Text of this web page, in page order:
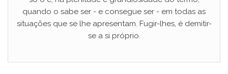
quando o sabe ser - e consegue ser - em todas as
situações que se lhe apresentam. Fugir-lhes, é demitir-
se a si próprio.